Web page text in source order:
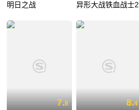
明日之战 异形大战铁血战士2
7.8 8.4